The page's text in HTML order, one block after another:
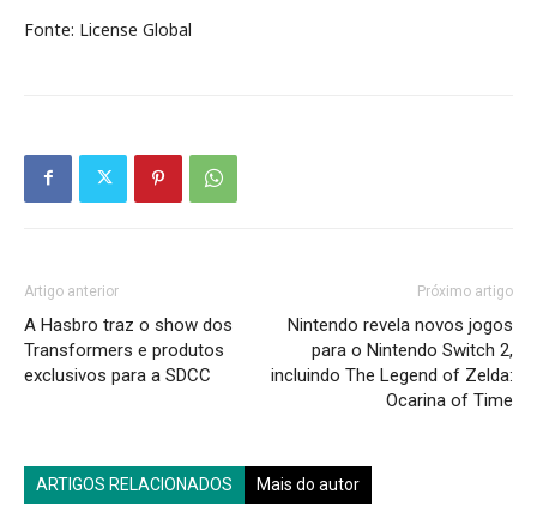
Fonte: License Global
Artigo anterior
A Hasbro traz o show dos
Transformers e produtos
exclusivos para a SDCC
Próximo artigo
Nintendo revela novos jogos
para o Nintendo Switch 2,
incluindo The Legend of Zelda:
Ocarina of Time
ARTIGOS RELACIONADOS Mais do autor